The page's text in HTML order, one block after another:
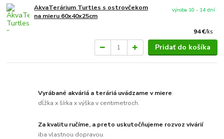
AkvaTerárium Turtles s ostrovčekom
na mieru 60x40x25cm
94 €/ks
výroba 10 - 14 dní
Pridať do košíka
Vyrábané akváriá a teráriá uvádzame v miere
dĺžka x šírka x výška v centimetroch.
Za kvalitu ručíme, a preto uskutočňujeme rozvoz vivárií
iba vlastnou dopravou.